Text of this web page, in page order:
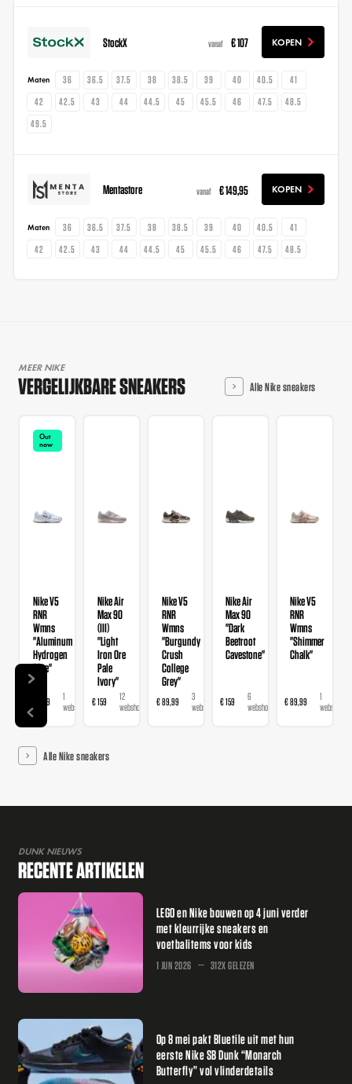
StockX vanaf € 107 KOPEN
Maten 36 36.5 37.5 38 38.5 39 40 40.5
41
42
42.5 43 44 44.5 45 45.5 46 47.5
48.5
49.5
Mentastore vanaf € 149,95 KOPEN
Maten 36 36.5 37.5 38 38.5 39 40 40.5
41
42
42.5 43 44 44.5 45 45.5 46 47.5 48.5
MEER NIKE
VERGELIJKBARE SNEAKERS Alle Nike sneakers
Out
now
Nike V5
RNR
Wmns
"Aluminum
Hydrogen
Blue"
€ 89,99
1
webshop
Nike Air
Max 90
(III)
"Light
Iron Ore
Pale
Ivory"
€ 159
12
webshops
Nike V5
RNR
Wmns
"Burgundy
Crush
College
Grey"
€ 89,99
3
webshops
Nike Air
Max 90
"Dark
Beetroot
Cavestone"
€ 159
6
webshops
Nike V5
RNR
Wmns
"Shimmer
Chalk"
€ 89,99
1
webshop
Alle Nike sneakers
DUNK NIEUWS
RECENTE ARTIKELEN
LEGO en Nike bouwen op 4 juni verder
met kleurrijke sneakers en
voetbalitems voor kids
1 JUN 2026 312X GELEZEN
Op 8 mei pakt Bluetile uit met hun
eerste Nike SB Dunk “Monarch
Butterfly” vol vlinderdetails